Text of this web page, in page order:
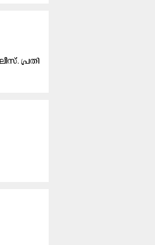
പ്രതി